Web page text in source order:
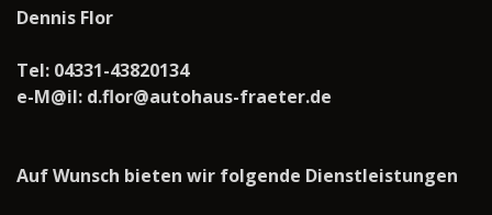
Dennis Flor
Tel: 04331-43820134
e-M@il: d.flor@autohaus-fraeter.de
Auf Wunsch bieten wir folgende Dienstleistungen